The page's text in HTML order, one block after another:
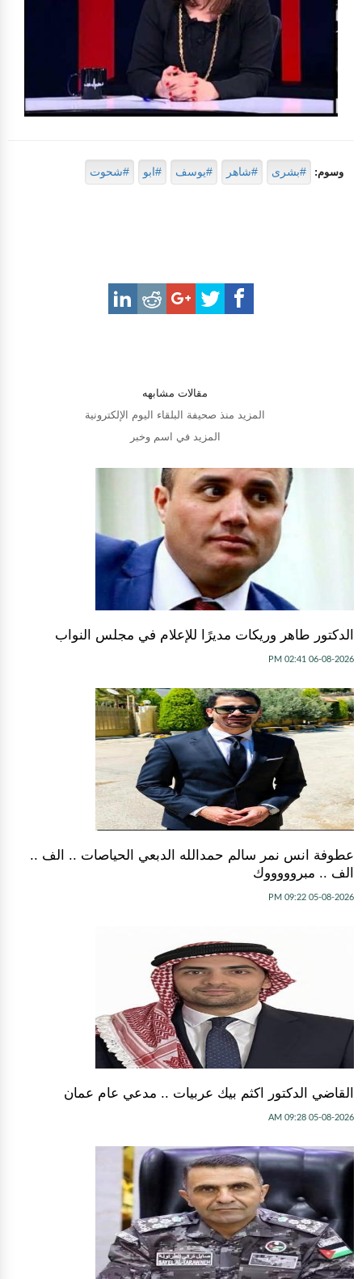
وسوم: #بشرى #شاهر #يوسف #ابو #شحوت
مقالات مشابهه
المزيد منذ صحيفة البلقاء اليوم الإلكترونية
المزيد في اسم وخبر
الدكتور طاهر وريكات مديرًا للإعلام في مجلس النواب
06-08-2026 02:41 PM
عطوفة انس نمر سالم حمدالله الدبعي الحياصات .. الف ..
الف .. مبروووووك
05-08-2026 09:22 PM
القاضي الدكتور اكثم بيك عربيات .. مدعي عام عمان
05-08-2026 09:28 AM